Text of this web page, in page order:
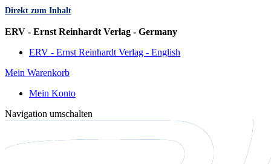
Direkt zum Inhalt
ERV - Ernst Reinhardt Verlag - Germany
ERV - Ernst Reinhardt Verlag - English
Mein Warenkorb
Mein Konto
Navigation umschalten